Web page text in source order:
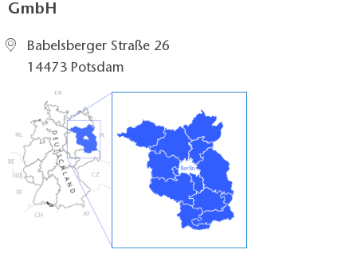
GmbH
Babelsberger Straße 26
14473 Potsdam